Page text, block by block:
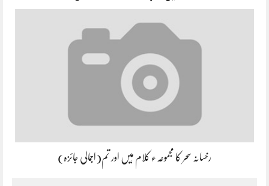
رخسانہ سحر کا مجموعہء کلام مَیں اور تم(اجمالی جائزہ)